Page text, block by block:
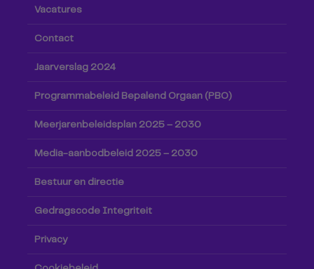
Vacatures
Contact
Jaarverslag 2024
Programmabeleid Bepalend Orgaan (PBO)
Meerjarenbeleidsplan 2025 – 2030
Media-aanbodbeleid 2025 – 2030
Bestuur en directie
Gedragscode Integriteit
Privacy